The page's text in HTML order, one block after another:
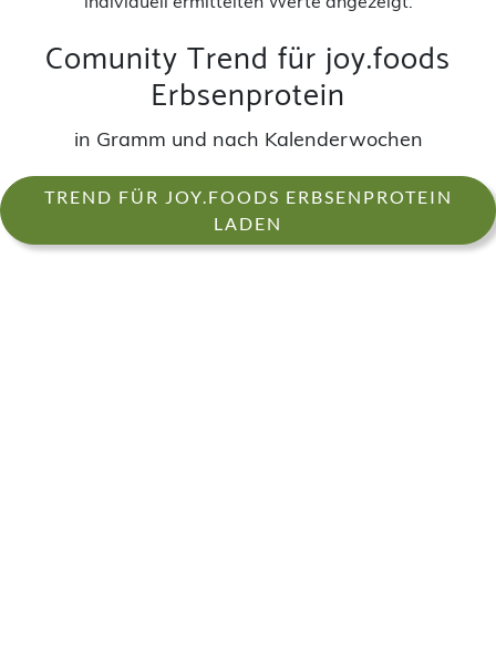
Comunity Trend für joy.foods
Erbsenprotein
in Gramm und nach Kalenderwochen
TREND FÜR JOY.FOODS ERBSENPROTEIN
LADEN